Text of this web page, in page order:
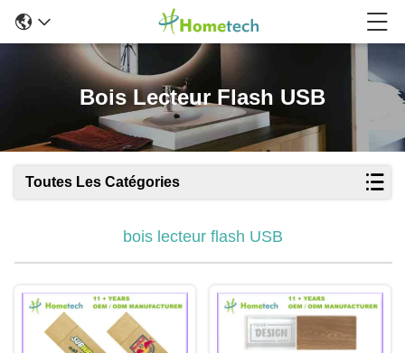
Bois Lecteur Flash USB
Toutes Les Catégories
bois lecteur flash USB